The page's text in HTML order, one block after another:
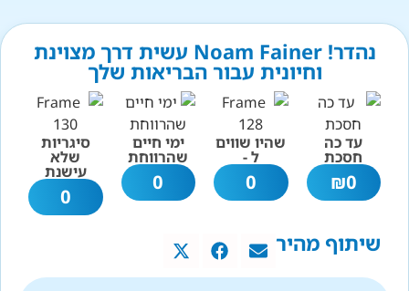
נהדר! Noam Fainer עשית דרך מצוינת
וחיונית עבור הבריאות שלך
עד כה
חסכת
0
₪
שהיו שווים
ל -
0
ימי חיים
שהרווחת
0
סיגריות
שלא
עישנת
0
שיתוף מהיר